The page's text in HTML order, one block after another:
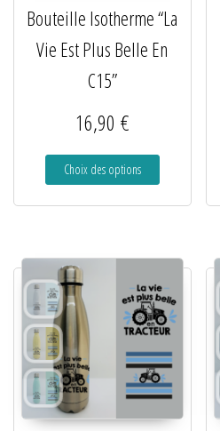
Bouteille Isotherme “La
Vie Est Plus Belle En
C15”
16,90 €
Choix des options